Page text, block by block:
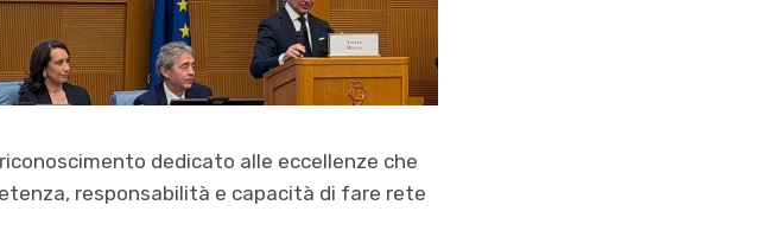
dedicato alle eccellenze che
responsabilità e capacità di fare rete